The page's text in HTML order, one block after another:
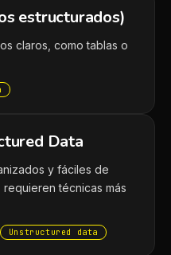
estructurados)
claros, como tablas o
Data
y fáciles de
técnicas más
Unstructured data